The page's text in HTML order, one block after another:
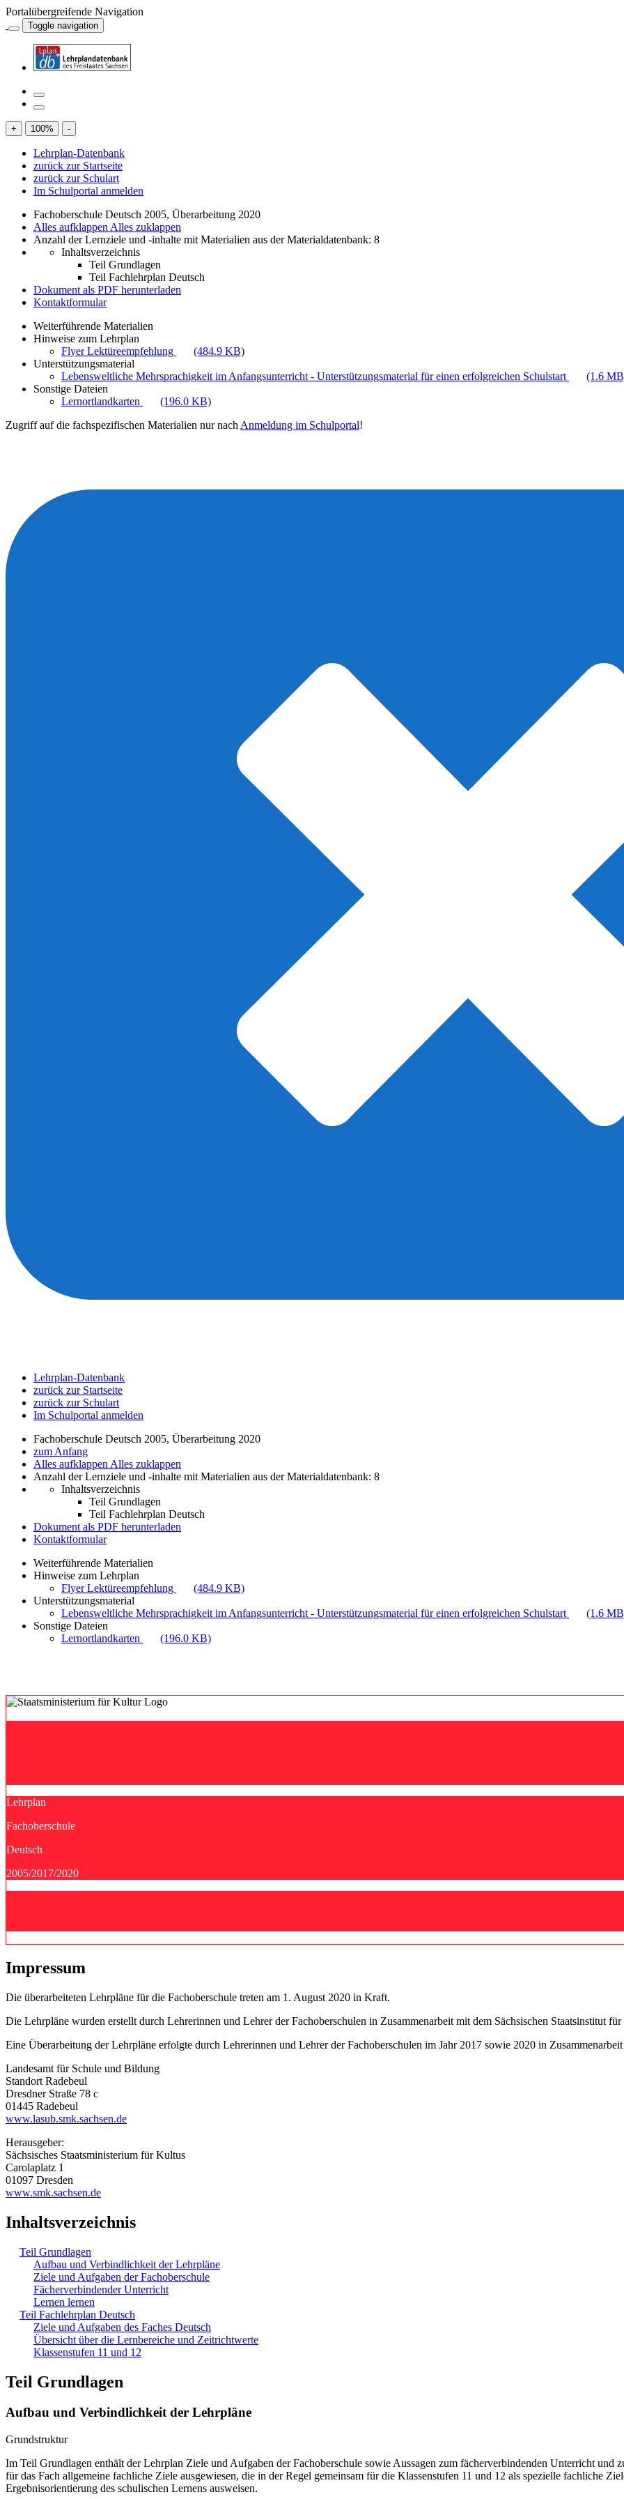
Portalübergreifende Navigation
Toggle navigation
+ 100% -
Lehrplan-Datenbank
zurück zur Startseite
zurück zur Schulart
Im Schulportal anmelden
Fachoberschule Deutsch 2005, Überarbeitung 2020
Alles aufklappen Alles zuklappen
Anzahl der Lernziele und -inhalte mit Materialien aus der Materialdatenbank: 8
Inhaltsverzeichnis
Teil Grundlagen
Teil Fachlehrplan Deutsch
Dokument als PDF herunterladen
Kontaktformular
Weiterführende Materialien
Hinweise zum Lehrplan
Flyer Lektüreempfehlung
(484.9 KB)
Unterstützungsmaterial
Lebensweltliche Mehrsprachigkeit im Anfangsunterricht - Unterstützungsmaterial für einen erfolgreichen Schulstart
(1.6
Sonstige Dateien
Lernortlandkarten
(196.0 KB)
Zugriff auf die fachspezifischen Materialien nur nach Anmeldung im Schulportal!
Lehrplan-Datenbank
zurück zur Startseite
zurück zur Schulart
Im Schulportal anmelden
Fachoberschule Deutsch 2005, Überarbeitung 2020
zum Anfang
Alles aufklappen Alles zuklappen
Anzahl der Lernziele und -inhalte mit Materialien aus der Materialdatenbank: 8
Inhaltsverzeichnis
Teil Grundlagen
Teil Fachlehrplan Deutsch
Dokument als PDF herunterladen
Kontaktformular
Weiterführende Materialien
Hinweise zum Lehrplan
Flyer Lektüreempfehlung
(484.9 KB)
Unterstützungsmaterial
Lebensweltliche Mehrsprachigkeit im Anfangsunterricht - Unterstützungsmaterial für einen erfolgreichen Schulstart
(1.6
Sonstige Dateien
Lernortlandkarten
(196.0 KB)
Lehrplan
Fachoberschule
Deutsch
2005/2017/2020
Impressum
Die überarbeiteten Lehrpläne für die Fachoberschule treten am 1. August 2020 in Kraft.
Die Lehrpläne wurden erstellt durch Lehrerinnen und Lehrer der Fachoberschulen in Zusammenarbeit mit dem Sächsischen Staatsinstitut
Eine Überarbeitung der Lehrpläne erfolgte durch Lehrerinnen und Lehrer der Fachoberschulen im Jahr 2017 sowie 2020 in
Landesamt für Schule und Bildung
Standort Radebeul
Dresdner Straße 78 c
01445 Radebeul
www.lasub.smk.sachsen.de
Herausgeber:
Sächsisches Staatsministerium für Kultus
Carolaplatz 1
01097 Dresden
www.smk.sachsen.de
Inhaltsverzeichnis
Teil Grundlagen
Aufbau und Verbindlichkeit der Lehrpläne
Ziele und Aufgaben der Fachoberschule
Fächerverbindender Unterricht
Lernen lernen
Teil Fachlehrplan Deutsch
Ziele und Aufgaben des Faches Deutsch
Übersicht über die Lernbereiche und Zeitrichtwerte
Klassenstufen 11 und 12
Teil Grundlagen
Aufbau und Verbindlichkeit der Lehrpläne
Grundstruktur
Im Teil Grundlagen enthält der Lehrplan Ziele und Aufgaben der Fachoberschule sowie Aussagen zum fächerverbindenden Unterricht
für das Fach allgemeine fachliche Ziele ausgewiesen, die in der Regel gemeinsam für die Klassenstufen 11 und 12 als spezielle fachliche
Ergebnisorientierung des schulischen Lernens ausweisen.